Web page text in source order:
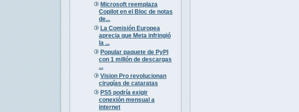
Microsoft reemplaza
Copilot en el Bloc de notas
de...
La Comisión Europea
aprecia que Meta infringió
la ...
Popular paquete de PyPI
con 1 millón de descargas
...
Vision Pro revolucionan
cirugías de cataratas
PS5 podría exigir
conexión mensual a
internet